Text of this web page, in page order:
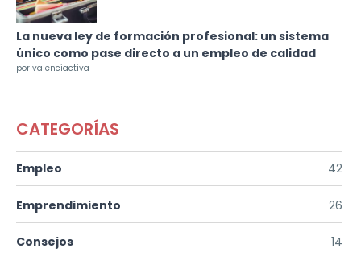
La nueva ley de formación profesional: un sistema
único como pase directo a un empleo de calidad
por valenciactiva
CATEGORÍAS
Empleo 42
Emprendimiento 26
Consejos 14